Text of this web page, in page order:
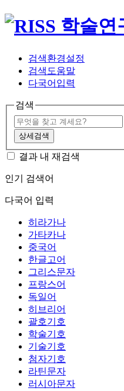
검색환경설정
검색도움말
다국어입력
검색
상세검색
결과 내 재검색
인기 검색어
다국어 입력
히라가나
가타카나
중국어
한글고어
그리스문자
프랑스어
독일어
히브리어
괄호기호
학술기호
기술기호
첨자기호
라틴문자
러시아문자